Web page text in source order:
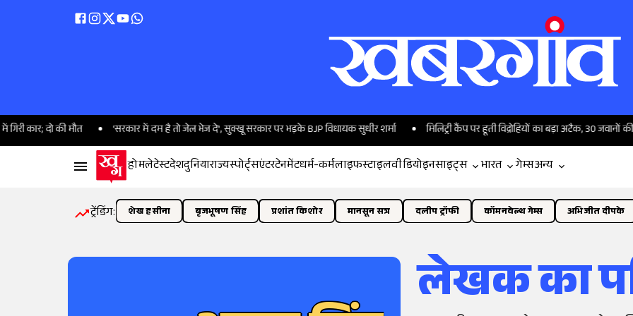
की मौत 'सरकार में दम है तो जेल भेज दे', सुक्खू सरकार पर भड़के BJP विधायक सुधीर शर्मा मिलिट्री कैंप पर हूती विद्रोहियों का बड़ा अटैक, 30 जवानों की मौत और
होमलेटेस्टदेशदुनियाराज्यस्पोर्ट्सएंटरटेनमेंटधर्म-कर्मलाइफस्टाइलवीडियोइनसाइट्स भारत गेम्सअन्य
ट्रेंडिंग: शेख हसीना बृजभूषण सिंह प्रशांत किशोर मानसून सत्र दलीप ट्रॉफी कॉमनवेल्थ गेम्स अभिजीत दीपके
लेखक का